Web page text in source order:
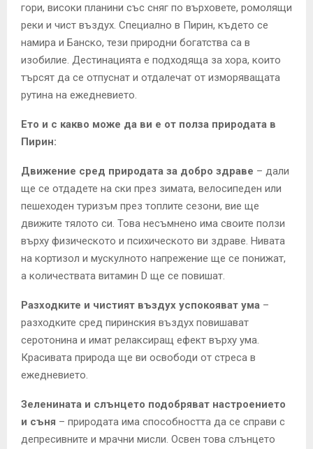
гори, високи планини със сняг по върховете, ромолящи
реки и чист въздух. Специално в Пирин, където се
намира и Банско, тези природни богатства са в
изобилие. Дестинацията е подходяща за хора, които
търсят да се отпуснат и отдалечат от изморяващата
рутина на ежедневието.
Ето и с какво може да ви е от полза природата в
Пирин:
Движение сред природата за добро здраве – дали
ще се отдадете на ски през зимата, велосипеден или
пешеходен туризъм през топлите сезони, вие ще
движите тялото си. Това несъмнено има своите ползи
върху физическото и психическото ви здраве. Нивата
на кортизол и мускулното напрежение ще се понижат,
а количествата витамин D ще се повишат.
Разходките и чистият въздух успокояват ума –
разходките сред пиринския въздух повишават
серотонина и имат релаксиращ ефект върху ума.
Красивата природа ще ви освободи от стреса в
ежедневието.
Зеленината и слънцето подобряват настроението
и съня – природата има способността да се справи с
депресивните и мрачни мисли. Освен това слънцето